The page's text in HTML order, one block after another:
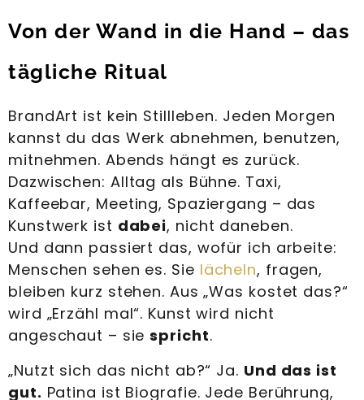
Von der Wand in die Hand – das
tägliche Ritual
BrandArt ist kein Stillleben. Jeden Morgen
kannst du das Werk abnehmen, benutzen,
mitnehmen. Abends hängt es zurück.
Dazwischen: Alltag als Bühne. Taxi,
Kaffeebar, Meeting, Spaziergang – das
Kunstwerk ist dabei, nicht daneben.
Und dann passiert das, wofür ich arbeite:
Menschen sehen es. Sie lächeln, fragen,
bleiben kurz stehen. Aus „Was kostet das?“
wird „Erzähl mal“. Kunst wird nicht
angeschaut – siespricht.
„Nutzt sich das nicht ab?“ Ja. Und das ist
gut. Patina ist Biografie. Jede Berührung,